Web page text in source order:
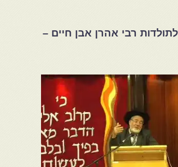
רבי אהרן אבן חיים –